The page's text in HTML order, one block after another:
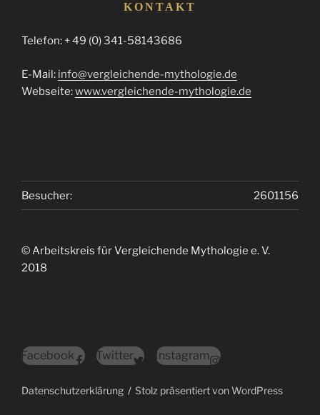
KONTAKT
Telefon: + 49 (0) 341-58143686
E-Mail: info@vergleichende-mythologie.de
Webseite:www.vergleichende-mythologie.de
2601156
Besucher:
© Arbeitskreis für Vergleichende Mythologie e. V.
2018
Facebook Twitter Instagram
Datenschutzerklärung Stolz präsentiert von WordPress